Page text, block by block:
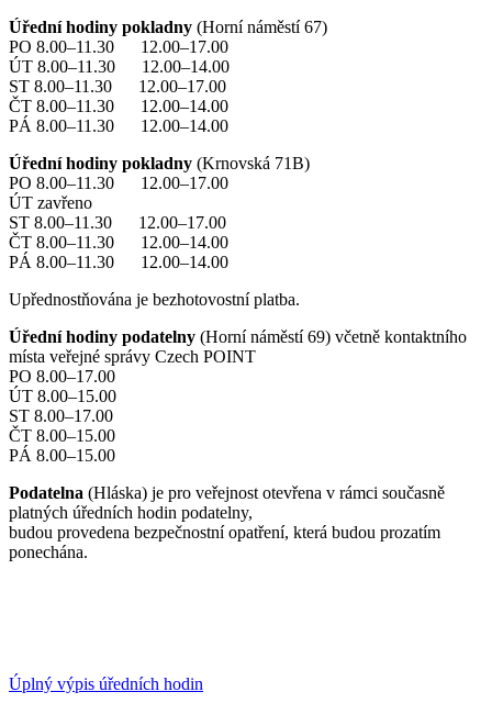
Úřední hodiny pokladny (Horní náměstí 67)
PO 8.00–11.30 12.00–17.00
ÚT 8.00–11.30 12.00–14.00
ST 8.00–11.30 12.00–17.00
ČT 8.00–11.30 12.00–14.00
PÁ 8.00–11.30 12.00–14.00
Úřední hodiny pokladny (Krnovská 71B)
PO 8.00–11.30 12.00–17.00
ÚT zavřeno
ST 8.00–11.30 12.00–17.00
ČT 8.00–11.30 12.00–14.00
PÁ 8.00–11.30 12.00–14.00
Upřednostňována je bezhotovostní platba.
Úřední hodiny podatelny (Horní náměstí 69) včetně kontaktního
místa veřejné správy Czech POINT
PO 8.00–17.00
ÚT 8.00–15.00
ST 8.00–17.00
ČT 8.00–15.00
PÁ 8.00–15.00
Podatelna (Hláska) je pro veřejnost otevřena v rámci současně
platných úředních hodin podatelny,
budou provedena bezpečnostní opatření, která budou prozatím
ponechána.
Úplný výpis úředních hodin